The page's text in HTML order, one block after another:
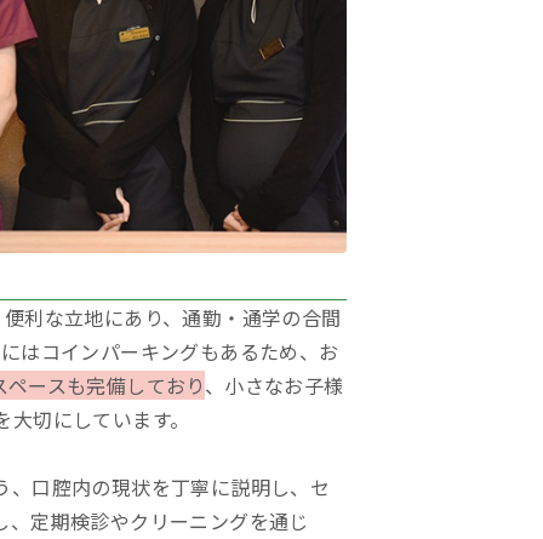
利な立地にあり、通勤・通学の合間
はコインパーキングもあるため、お
ースも完備しており、小さなお子様
切にしています。
口腔内の現状を丁寧に説明し、セ
定期検診やクリーニングを通じ